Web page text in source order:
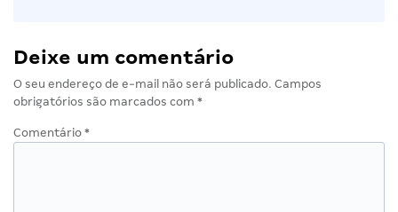
Deixe um comentário
O seu endereço de e-mail não será publicado. Campos
obrigatórios são marcados com *
Comentário *